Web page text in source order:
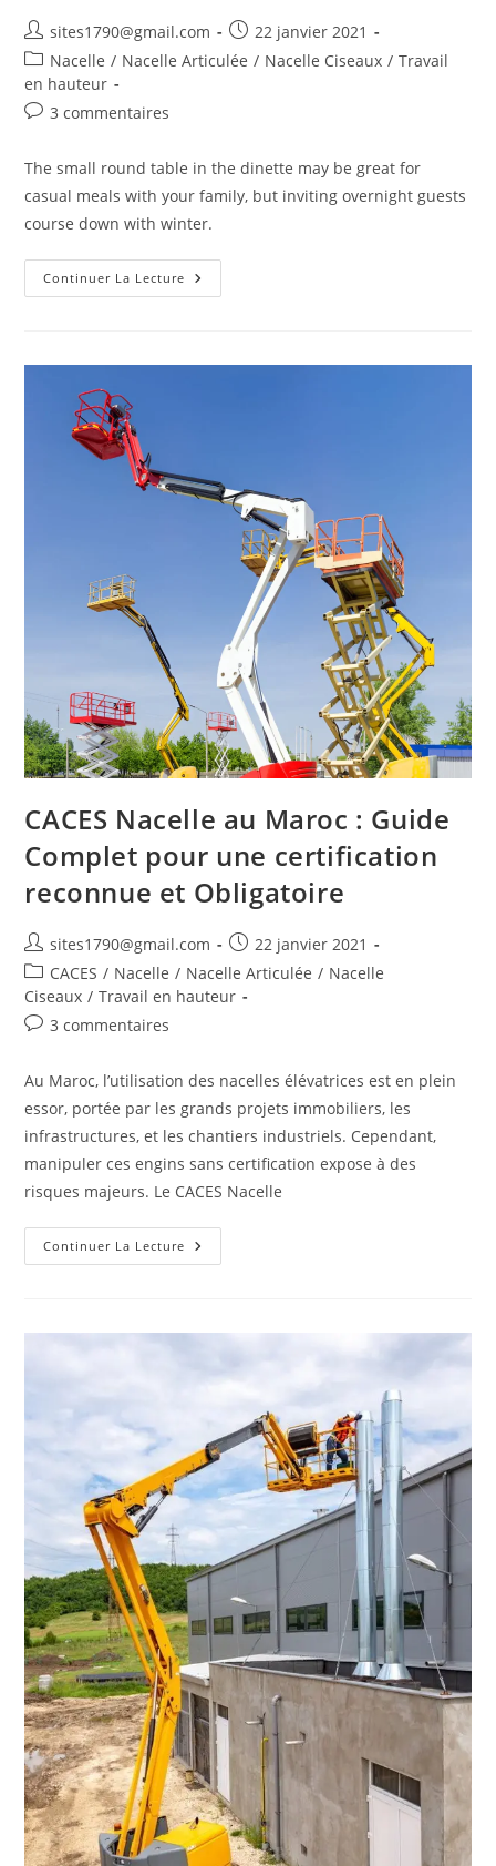
Auteur/autrice
de
la
publication :
sites1790@gmail.com
Publication
publiée :
22 janvier 2021
Post
category:
Nacelle / Nacelle Articulée / Nacelle Ciseaux / Travail
en hauteur
Commentaires
la
3 commentaires
The small round table in the dinette may be great for
casual meals with your family, but inviting overnight guests
course down with winter.
Continuer La Lecture Pourquoi
Utiliser
CACES Nacelle au Maroc : Guide
Complet pour une certification
reconnue et Obligatoire
Auteur/autrice
de
la
publication :
sites1790@gmail.com
Publication
publiée :
22 janvier 2021
Post
category:
CACES / Nacelle / Nacelle Articulée / Nacelle
Ciseaux / Travail en hauteur
Commentaires
la
publication :
3 commentaires
Au Maroc, l’utilisation des nacelles élévatrices est en plein
essor, portée par les grands projets immobiliers, les
infrastructures, et les chantiers industriels. Cependant,
manipuler ces engins sans certification expose à des
risques majeurs. Le CACES Nacelle
Continuer La Lecture CACES
Nacelle
Complet
Certification
Obligatoire